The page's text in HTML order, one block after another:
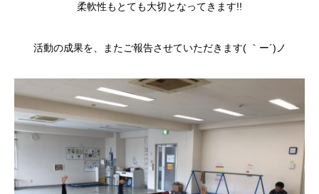
柔軟性もとても大切となってきます!!
活動の成果を、またご報告させていただきます( ｀ー´)ノ